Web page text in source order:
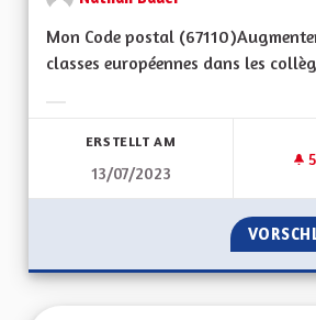
Mon Code postal
classes européennes dans les
ERSTELLT AM
13/07/2023